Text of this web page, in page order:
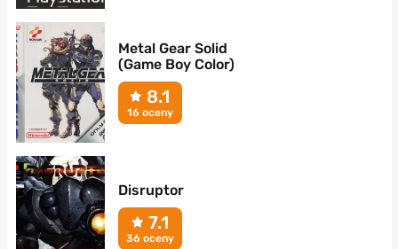
Metal Gear Solid
(Game Boy Color)
8.1
16 oceny
Disruptor
7.1
36 oceny